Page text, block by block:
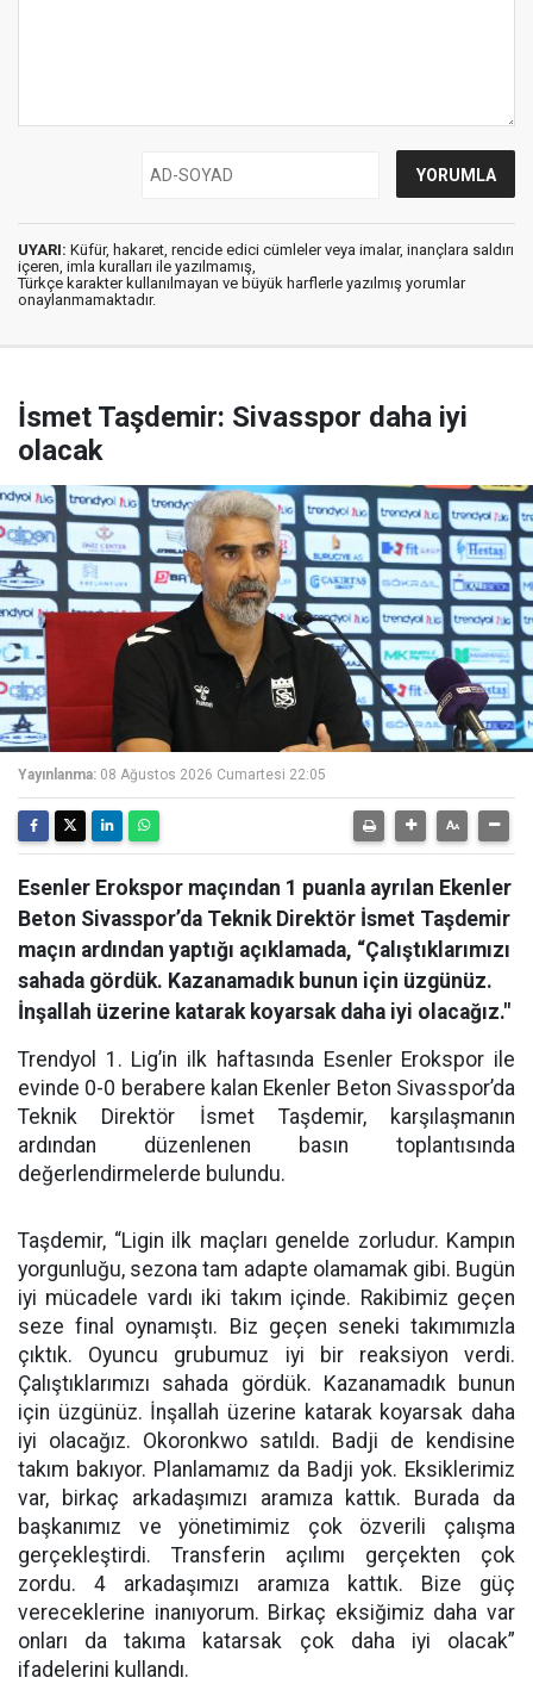
UYARI: Küfür, hakaret, rencide edici cümleler veya imalar, inançlara saldırı
içeren, imla kuralları ile yazılmamış,
Türkçe karakter kullanılmayan ve büyük harflerle yazılmış yorumlar
onaylanmamaktadır.
İsmet Taşdemir: Sivasspor daha iyi
olacak
Yayınlanma: 08 Ağustos 2026 Cumartesi 22:05
Esenler Erokspor maçından 1 puanla ayrılan Ekenler
Beton Sivasspor’da Teknik Direktör İsmet Taşdemir
maçın ardından yaptığı açıklamada, “Çalıştıklarımızı
sahada gördük. Kazanamadık bunun için üzgünüz.
İnşallah üzerine katarak koyarsak daha iyi olacağız."
Trendyol 1. Lig’in ilk haftasında Esenler Erokspor ile
evinde 0-0 berabere kalan Ekenler Beton Sivasspor’da
Teknik Direktör İsmet Taşdemir, karşılaşmanın
ardından düzenlenen basın toplantısında
değerlendirmelerde bulundu.
Taşdemir, “Ligin ilk maçları genelde zorludur. Kampın
yorgunluğu, sezona tam adapte olamamak gibi. Bugün
iyi mücadele vardı iki takım içinde. Rakibimiz geçen
seze final oynamıştı. Biz geçen seneki takımımızla
çıktık. Oyuncu grubumuz iyi bir reaksiyon verdi.
Çalıştıklarımızı sahada gördük. Kazanamadık bunun
için üzgünüz. İnşallah üzerine katarak koyarsak daha
iyi olacağız. Okoronkwo satıldı. Badji de kendisine
takım bakıyor. Planlamamız da Badji yok. Eksiklerimiz
var, birkaç arkadaşımızı aramıza kattık. Burada da
başkanımız ve yönetimimiz çok özverili çalışma
gerçekleştirdi. Transferin açılımı gerçekten çok
zordu. 4 arkadaşımızı aramıza kattık. Bize güç
vereceklerine inanıyorum. Birkaç eksiğimiz daha var
onları da takıma katarsak çok daha iyi olacak”
ifadelerini kullandı.